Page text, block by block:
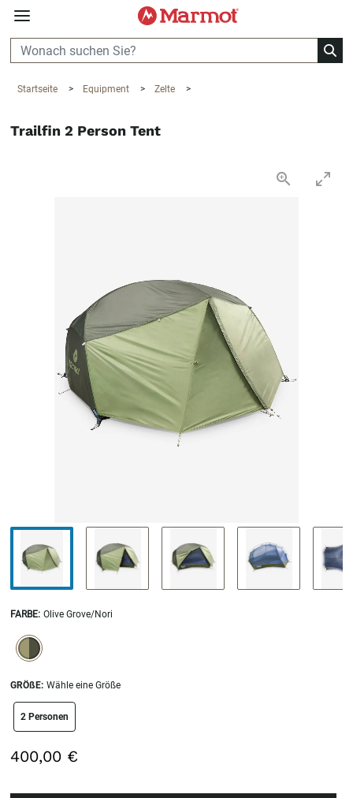
360°
Startseite > Equipment > Zelte >
Trailfin 2 Person Tent
FARBE: Olive Grove/Nori
SELECTION WILL REFRESH THE PAGE WITH NEW RESULTS.
selected
GRÖßE: Wähle eine Größe
size swatch
2 Personen
400,00 €